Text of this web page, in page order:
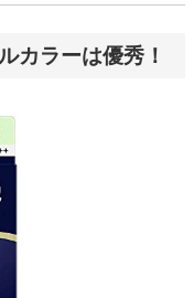
カラーは優秀！